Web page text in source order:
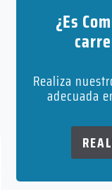
¿Es
Realiza
adecuada